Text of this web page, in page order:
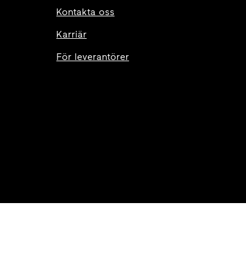
Kontakta oss
Karriär
För leverantörer